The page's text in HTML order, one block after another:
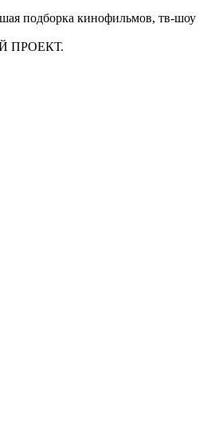
подборка кинофильмов, тв-шоу
ПРОЕКТ.